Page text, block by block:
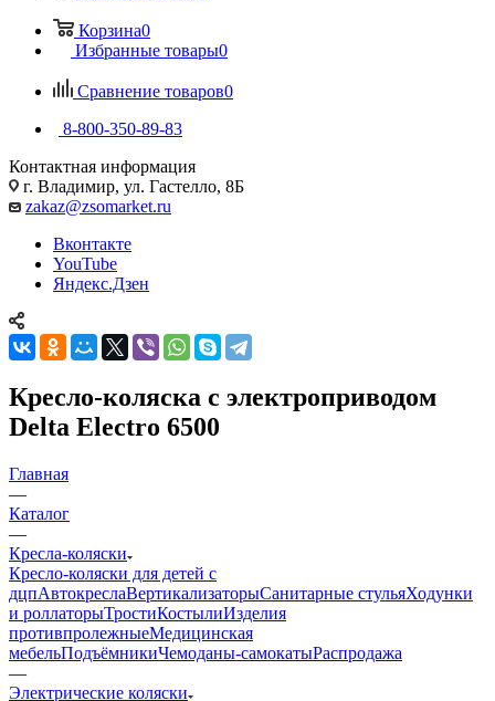
Корзина0
Избранные товары0
Сравнение товаров0
8-800-350-89-83
Контактная информация
г. Владимир, ул. Гастелло, 8Б
zakaz@zsomarket.ru
Вконтакте
YouTube
Яндекс.Дзен
Кресло-коляска с электроприводом
Delta Electro 6500
Главная
—
Каталог
—
Кресла-коляски
Кресло-коляски для детей с
дцпАвтокреслаВертикализаторыСанитарные стульяХодунки
и роллаторыТростиКостылиИзделия
противпролежныеМедицинская
мебельПодъёмникиЧемоданы-самокатыРаспродажа
—
Электрические коляски